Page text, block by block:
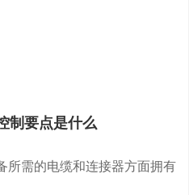
制要点是什么
所需的电缆和连接器方面拥有